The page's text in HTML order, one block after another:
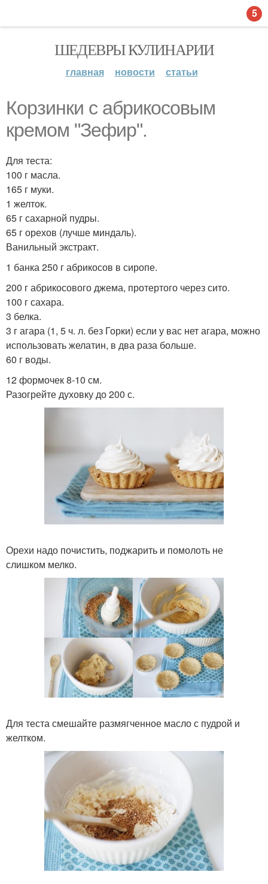
ШЕДЕВРЫ КУЛИНАРИИ
главная новости статьи
Корзинки с абрикосовым
кремом "Зефир".
Для теста:
100 г масла.
165 г муки.
1 желток.
65 г сахарной пудры.
65 г орехов (лучше миндаль).
Ванильный экстракт.
1 банка 250 г абрикосов в сиропе.
200 г абрикосового джема, протертого через сито.
100 г сахара.
3 белка.
3 г агара (1, 5 ч. л. без Горки) если у вас нет агара, можно
использовать желатин, в два раза больше.
60 г воды.
12 формочек 8-10 см.
Разогрейте духовку до 200 с.
Орехи надо почистить, поджарить и помолоть не
слишком мелко.
Для теста смешайте размягченное масло с пудрой и
желтком.
5